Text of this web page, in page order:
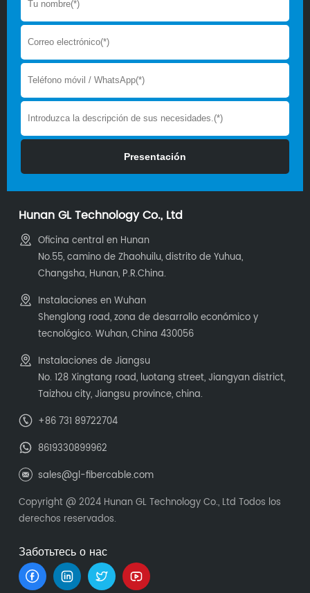
Hunan GL Technology Co., Ltd
Oficina central en Hunan
No.55, camino de Zhaohuilu, distrito de Yuhua,
Changsha, Hunan, P.R.China.
Instalaciones en Wuhan
Shenglong road, zona de desarrollo económico y
tecnológico. Wuhan, China 430056
Instalaciones de Jiangsu
No. 128 Xingtang road, luotang street, Jiangyan district,
Taizhou city, Jiangsu province, china.
+86 731 89722704
8619330899962
sales@gl-fibercable.com
Copyright @ 2024 Hunan GL Technology Co., Ltd Todos los
derechos reservados.
Заботьтесь о нас